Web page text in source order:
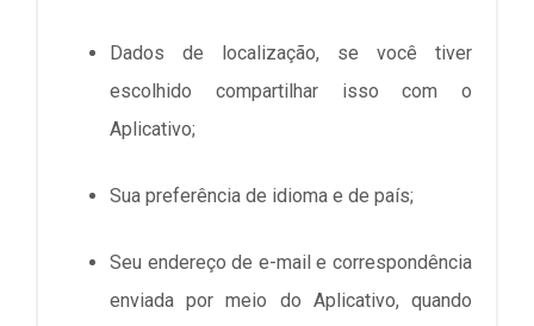
Dados de localização, se você tiver
escolhido compartilhar isso com o
Aplicativo;
Sua preferência de idioma e de país;
Seu endereço de e-mail e correspondência
enviada por meio do Aplicativo, quando